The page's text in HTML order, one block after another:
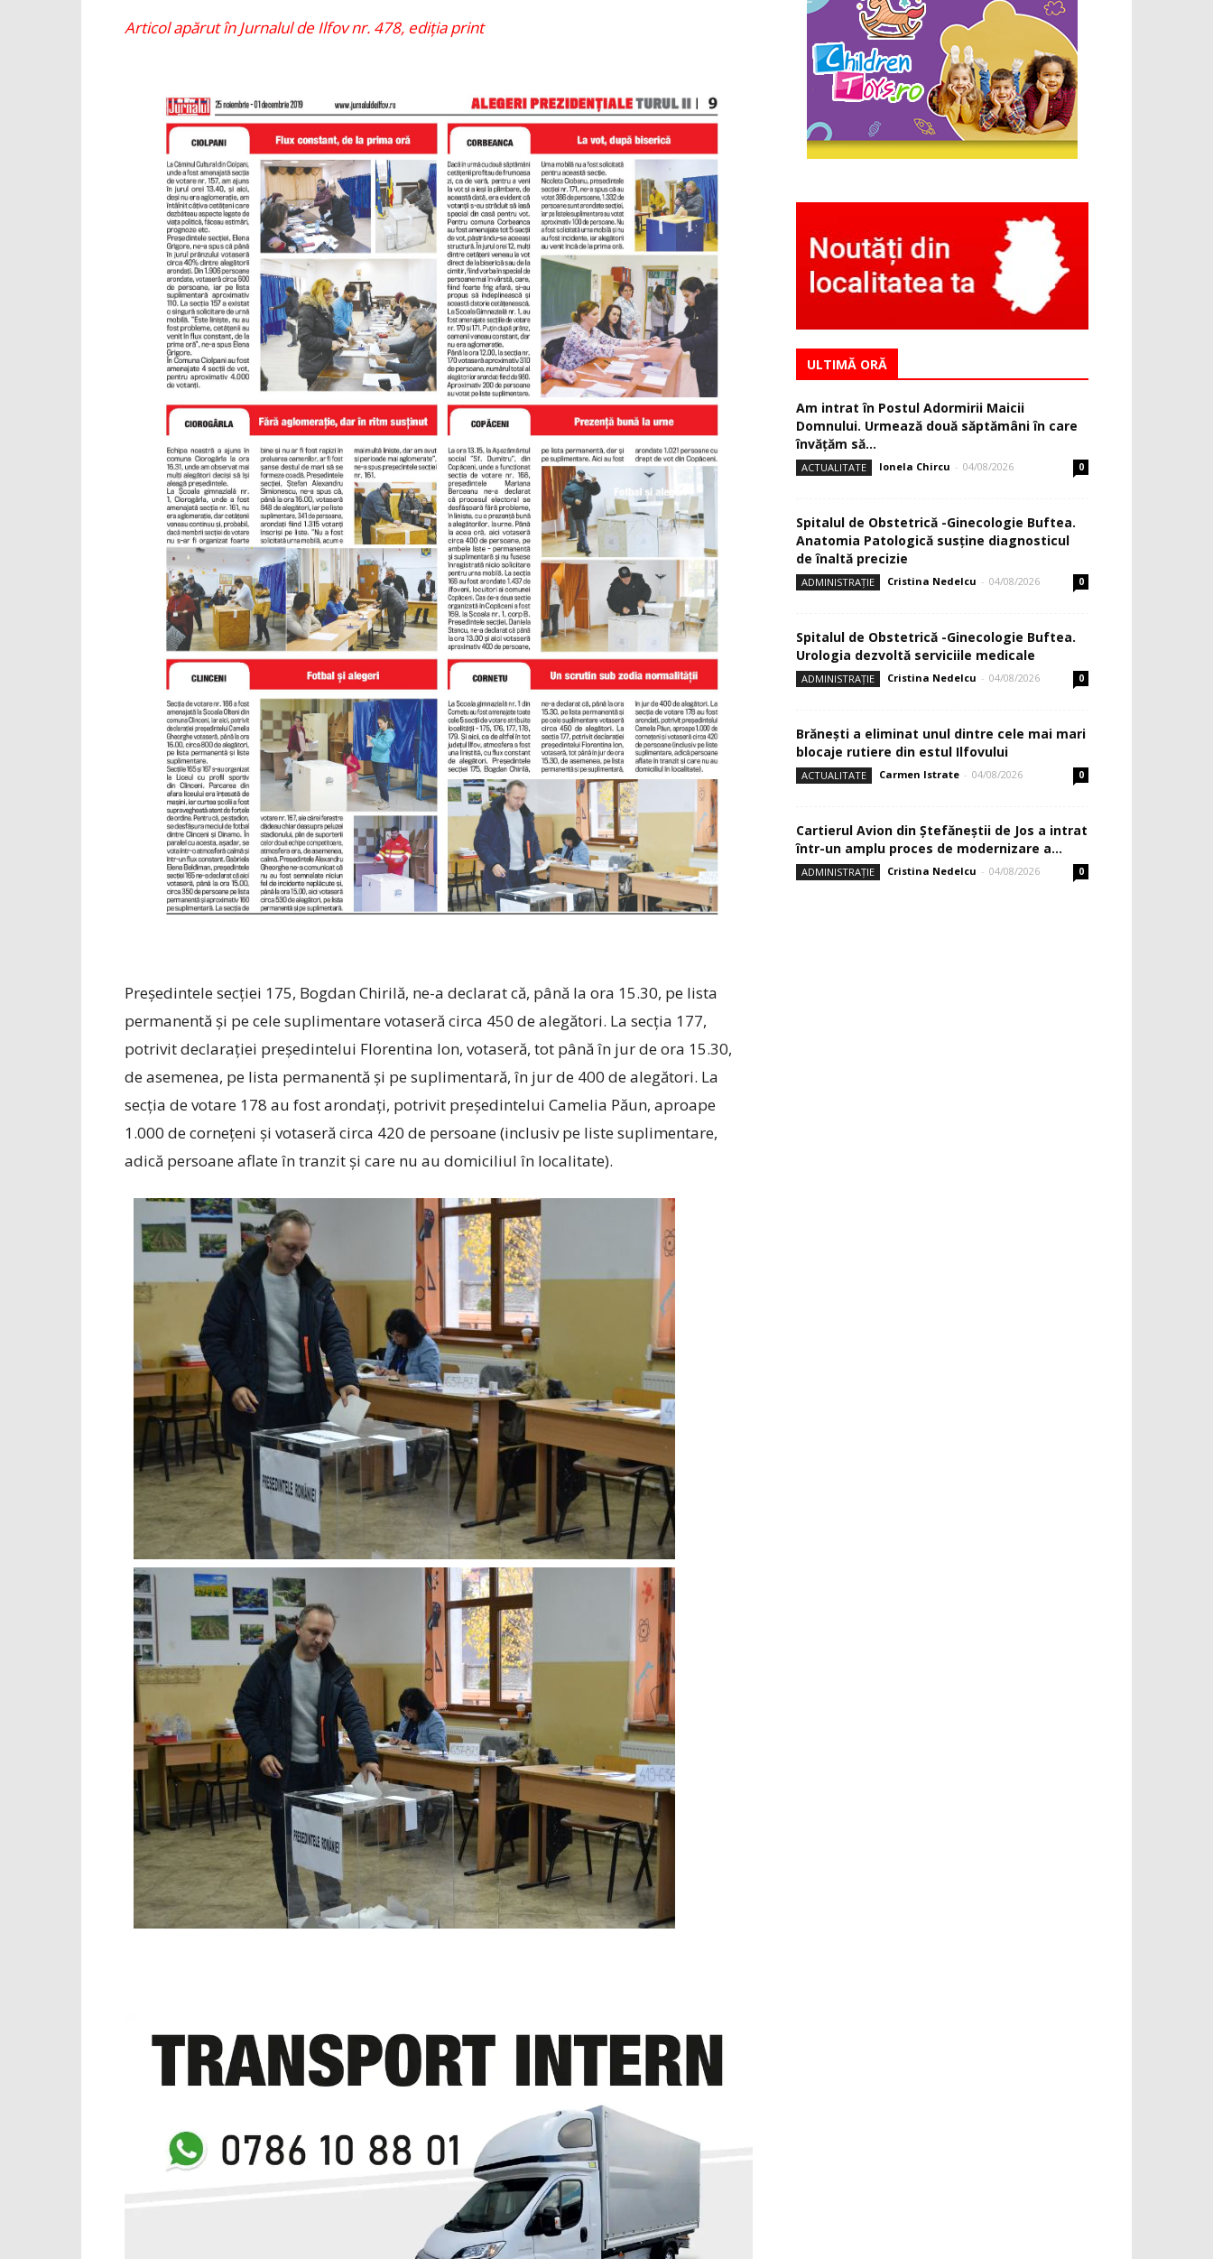
Articol apărut în Jurnalul de Ilfov nr. 478, ediția print
Președintele secției 175, Bogdan Chirilă, ne-a declarat că, până la ora 15.30, pe lista
permanentă și pe cele suplimentare votaseră circa 450 de alegători. La secția 177,
potrivit declarației președintelui Florentina Ion, votaseră, tot până în jur de ora 15.30,
de asemenea, pe lista permanentă și pe suplimentară, în jur de 400 de alegători. La
secția de votare 178 au fost arondați, potrivit președintelui Camelia Păun, aproape
1.000 de cornețeni și votaseră circa 420 de persoane (inclusiv pe liste suplimentare,
adică persoane aflate în tranzit și care nu au domiciliul în localitate).
ULTIMĂ ORĂ
Am intrat în Postul Adormirii Maicii
Domnului. Urmează două săptămâni în care
învăţăm să...
ACTUALITATE Ionela Chircu - 04/08/2026 0
Spitalul de Obstetrică -Ginecologie Buftea.
Anatomia Patologică susţine diagnosticul
de înaltă precizie
ADMINISTRAȚIE Cristina Nedelcu - 04/08/2026 0
Spitalul de Obstetrică -Ginecologie Buftea.
Urologia dezvoltă serviciile medicale
ADMINISTRAȚIE Cristina Nedelcu - 04/08/2026 0
Brănești a eliminat unul dintre cele mai mari
blocaje rutiere din estul Ilfovului
ACTUALITATE Carmen Istrate - 04/08/2026 0
Cartierul Avion din Ştefăneştii de Jos a intrat
într-un amplu proces de modernizare a...
ADMINISTRAȚIE Cristina Nedelcu - 04/08/2026 0